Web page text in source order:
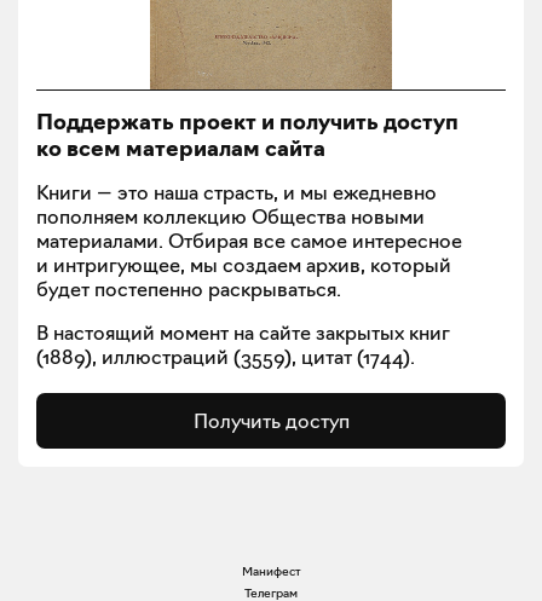
Поддержать проект и получить доступ
ко всем материалам сайта
Книги — это наша страсть, и мы ежедневно
пополняем коллекцию Общества новыми
материалами. Отбирая все самое интересное
и интригующее, мы создаем архив, который
будет постепенно раскрываться.
В настоящий момент на сайте закрытых книг
(1889), иллюстраций (3559), цитат (1744).
Получить доступ
Манифест
Телеграм